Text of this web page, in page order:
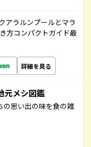
アラルンプールとマラ
方コンパクトガイド最
詳細を見る
元メシ図鑑
の思い出の味を食の雑